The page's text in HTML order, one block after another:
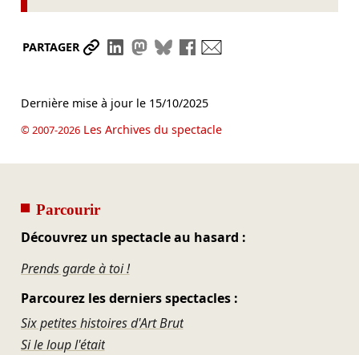
PARTAGER Partager le lien
Partager sur LinkedIn
Partager sur Mastodon
Partager sur Bluesky
Partager sur Facebook
Dernière mise à jour le 15/10/2025
© 2007-2026Les Archives du spectacle
Parcourir
Découvrez un spectacle au hasard :
Prends garde à toi !
Parcourez les derniers spectacles :
Six petites histoires d'Art Brut
Si le loup l'était